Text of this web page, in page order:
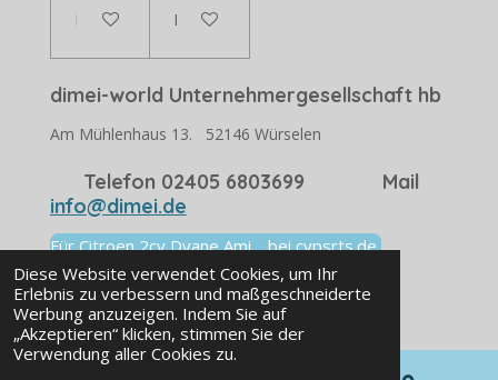
Diese Website verwendet Cookies, um Ihr
Erlebnis zu verbessern und maßgeschneiderte
Werbung anzuzeigen. Indem Sie auf
„Akzeptieren“ klicken, stimmen Sie der
Verwendung aller Cookies zu.
In den WarenkorbIn den Warenkorb
dimei-world Unternehmergesellschaft hb
Am Mühlenhaus 13. 52146 Würselen
Telefon 02405 6803699 Mail
info@dimei.de
Für Citroen 2cv Dyane Ami. bei cvpsrts.de
Viele Ersatzteile
© 2025 dimei-world.store